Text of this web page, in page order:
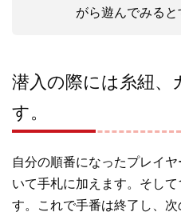
がら遊んでみると
潜入の際には糸紐、
す。
自分の順番になったプレイ
いて手札に加えます。そし
す。これで手番は終了し、